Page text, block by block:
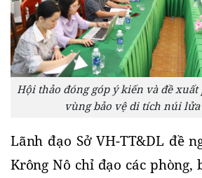
Hội thảo đóng góp ý kiến và đề
vùng bảo vệ di tích núi lửa
Lãnh đạo Sở VH-TT&DL đề
Krông Nô chỉ đạo các phòng,